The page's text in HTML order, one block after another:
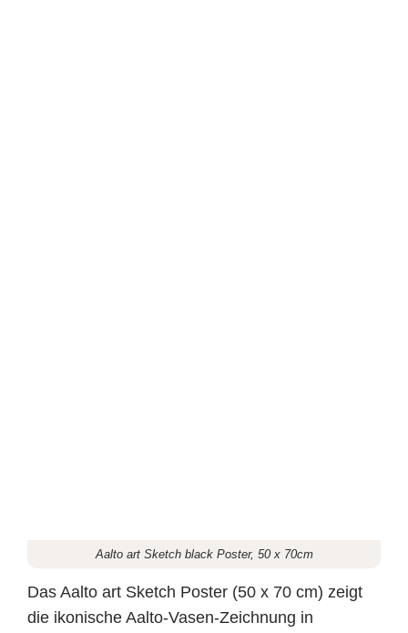
Aalto art Sketch black Poster, 50 x 70cm
Das Aalto art Sketch Poster (50 x 70 cm) zeigt
die ikonische Aalto-Vasen-Zeichnung in